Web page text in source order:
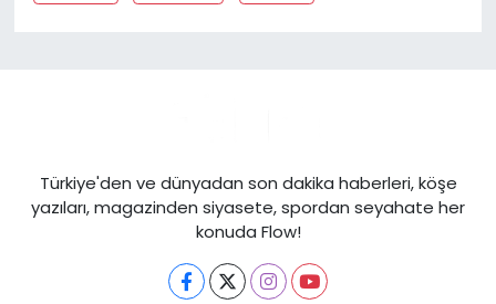
Türkiye'den ve dünyadan son dakika haberleri, köşe
yazıları, magazinden siyasete, spordan seyahate her
konuda Flow!